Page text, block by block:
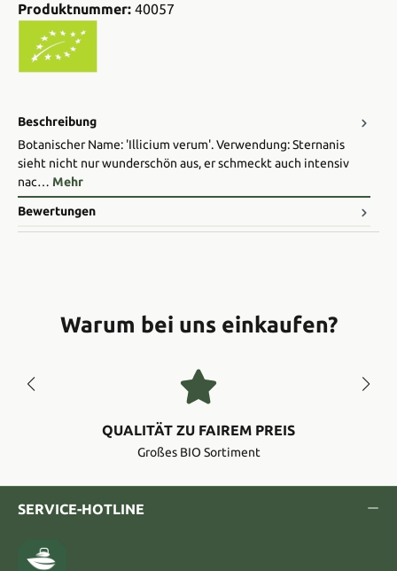
Produktnummer: 40057
Beschreibung
Botanischer Name: 'Illicium verum'. Verwendung: Sternanis
sieht nicht nur wunderschön aus, er schmeckt auch intensiv
nac… Mehr
Bewertungen
Warum bei uns einkaufen?
QUALITÄT ZU FAIREM PREIS
Großes BIO Sortiment
SERVICE-HOTLINE